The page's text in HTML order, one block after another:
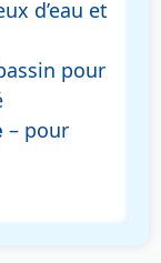
d’eau et
pour
– pour